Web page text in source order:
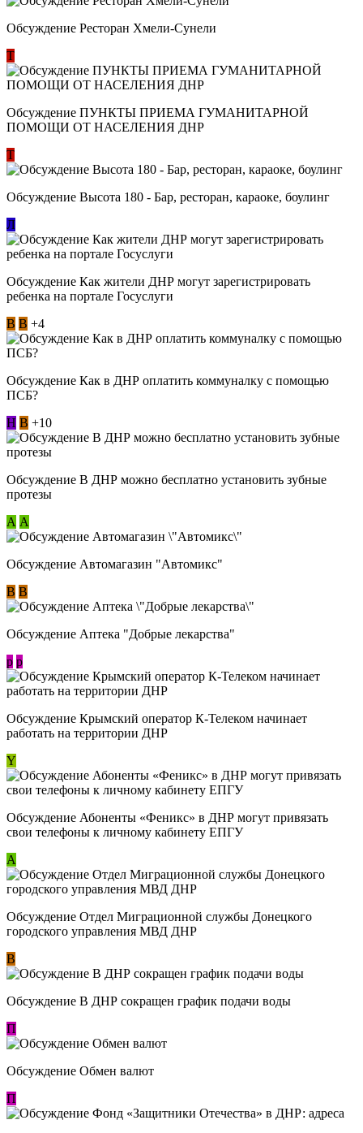
Обсуждение Ресторан Хмели-Сунели
Т
Обсуждение ​ПУНКТЫ ПРИЕМА ГУМАНИТАРНОЙ
ПОМОЩИ ОТ НАСЕЛЕНИЯ ДНР
Т
Обсуждение Высота 180 - Бар, ресторан, караоке, боулинг
Л
Обсуждение Как жители ДНР могут зарегистрировать
ребенка на портале Госуслуги
В В +4
Обсуждение Как в ДНР оплатить коммуналку с помощью
ПСБ?
Н В +10
Обсуждение В ДНР можно бесплатно установить зубные
протезы
А А
Обсуждение Автомагазин "Автомикс"
В В
Обсуждение Аптека "Добрые лекарства"
p p
Обсуждение Крымский оператор К-Телеком начинает
работать на территории ДНР
Y
Обсуждение ​Абоненты «Феникс» в ДНР могут привязать
свои телефоны к личному кабинету ЕПГУ
А
Обсуждение Отдел Миграционной службы Донецкого
городского управления МВД ДНР
В
Обсуждение В ДНР сокращен график подачи воды
П
Обсуждение Обмен валют
П